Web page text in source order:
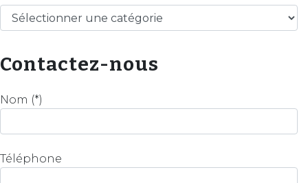
Catégories
Contactez-nous
Nom (*)
Téléphone